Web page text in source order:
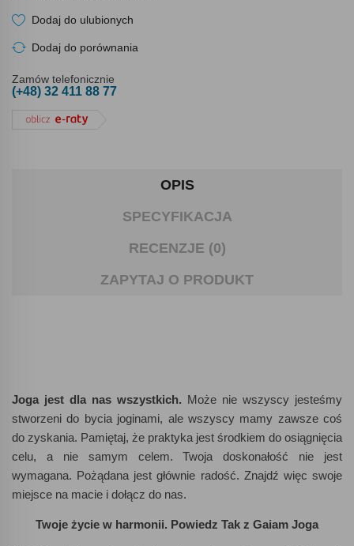
Dodaj do ulubionych
Dodaj do porównania
Zamów telefonicznie
(+48) 32 411 88 77
OPIS
SPECYFIKACJA
RECENZJE (0)
ZAPYTAJ O PRODUKT
Joga jest dla nas wszystkich. Może nie wszyscy jesteśmy
stworzeni do bycia joginami, ale wszyscy mamy zawsze coś
do zyskania. Pamiętaj, że praktyka jest środkiem do osiągnięcia
celu, a nie samym celem. Twoja doskonałość nie jest
wymagana. Pożądana jest głównie radość. Znajdź więc swoje
miejsce na macie i dołącz do nas.
Twoje życie w harmonii. Powiedz Tak z Gaiam Joga